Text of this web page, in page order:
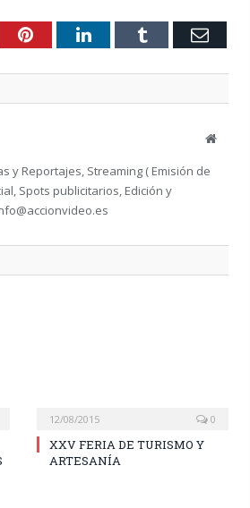
PinterestLinkedInTumblr Email
Website
y Reportajes, Streaming ( Emisión de
Spots publicitarios, Edición y
12/08/2015 0
XXV FERIA DE TURISMO Y
ARTESANÍA